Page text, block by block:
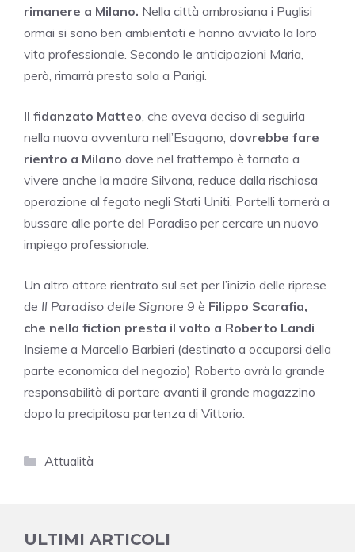
rimanere a Milano. Nella città ambrosiana i Puglisi
ormai si sono ben ambientati e hanno avviato la loro
vita professionale. Secondo le anticipazioni Maria,
però, rimarrà presto sola a Parigi.
Il fidanzato Matteo , che aveva deciso di seguirla
nella nuova avventura nell’Esagono, dovrebbe fare
rientro a Milano dove nel frattempo è tornata a
vivere anche la madre Silvana, reduce dalla rischiosa
operazione al fegato negli Stati Uniti. Portelli tornerà a
bussare alle porte del Paradiso per cercare un nuovo
impiego professionale.
Un altro attore rientrato sul set per l’inizio delle riprese
de Il Paradiso delle Signore 9 è Filippo Scarafia,
che nella fiction presta il volto a Roberto Landi
Insieme a Marcello Barbieri (destinato a occuparsi della
parte economica del negozio) Roberto avrà la grande
responsabilità di portare avanti il grande magazzino
dopo la precipitosa partenza di Vittorio.
Categorie
Attualità
ULTIMI ARTICOLI